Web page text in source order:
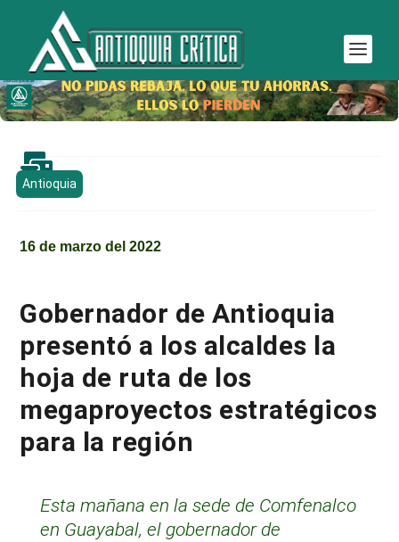

Antioquia
16 de marzo del 2022
Gobernador de Antioquia
presentó a los alcaldes la
hoja de ruta de los
megaproyectos estratégicos
para la región
Esta mañana en la sede de Comfenalco
en Guayabal, el gobernador de